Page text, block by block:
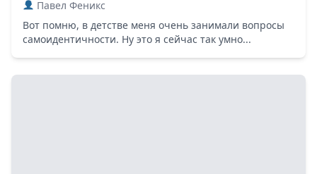
Павел Феникс
Вот помню, в детстве меня очень занимали вопросы
самоидентичности. Ну это я сейчас так умно...